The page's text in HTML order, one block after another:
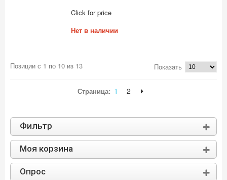
Click for price
Нет в наличии
Позиции с 1 по 10 из 13 Показать
Страница: 1 2
Фильтр
Моя корзина
Опрос